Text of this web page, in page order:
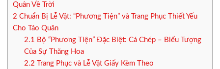
Quân Về Trời
2 Chuẩn Bị Lễ Vật: “Phương Tiện” và Trang Phục Thiết Yếu
Cho Táo Quân
2.1
Bộ “Phương Tiện” Đặc Biệt: Cá Chép – Biểu Tượng
Của Sự Thăng Hoa
2.2 Trang Phục và Lễ Vật Giấy Kèm Theo